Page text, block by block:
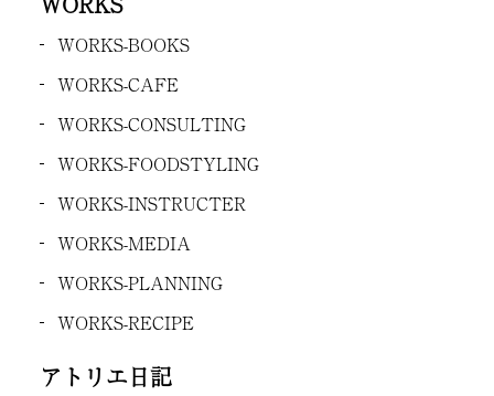
WORKS-BOOKS
WORKS-CAFE
WORKS-CONSULTING
WORKS-FOODSTYLING
WORKS-INSTRUCTER
WORKS-MEDIA
WORKS-PLANNING
WORKS-RECIPE
アトリエ日記